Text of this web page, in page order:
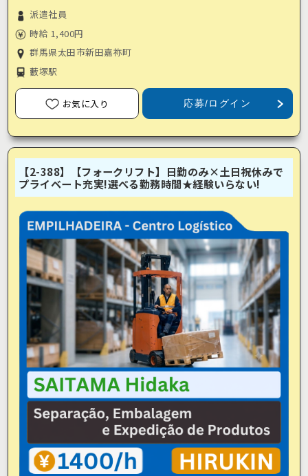
派遣社員
時給 1,400円
群馬県太田市新田嘉祢町
藪塚駅
お気に入り 応募/ログイン
【2-388】【フォークリフト】日勤のみ×土日祝休みで
プライベート充実!選べる勤務時間★経験いらない!